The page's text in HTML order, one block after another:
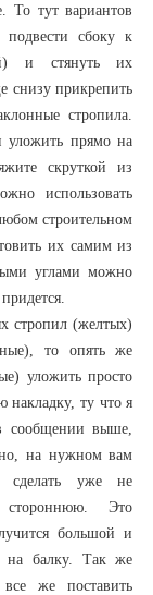
То тут вариантов
подвести сбоку к
и стянуть их
прикрепить
стропила.
уложить прямо на
скруткой из
использовать
строительном
их самим из
углами можно
стропил (желтых)
то опять же
уложить просто
накладку, ту что я
сообщении выше,
на нужном вам
сделать уже не
Это
большой и
на балку. Так же
же поставить